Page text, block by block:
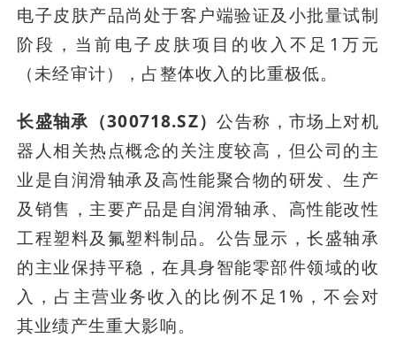
电子皮肤产品尚处于客户端验证及小批量试制
阶段，当前电子皮肤项目的收入不足1万元
（未经审计），占整体收入的比重极低。
长盛轴承（300718.SZ）公告称，市场上对机
器人相关热点概念的关注度较高，但公司的主
业是自润滑轴承及高性能聚合物的研发、生产
及销售，主要产品是自润滑轴承、高性能改性
工程塑料及氟塑料制品。公告显示，长盛轴承
的主业保持平稳，在具身智能零部件领域的收
入，占主营业务收入的比例不足1%，不会对
其业绩产生重大影响。